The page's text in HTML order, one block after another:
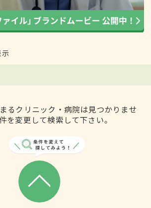
るクリニック・病院は見つかりませ
を変更して検索して下さい。